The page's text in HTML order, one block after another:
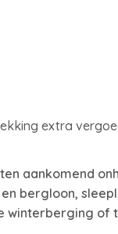
extra
aankomend
bergloon,
winterberging of